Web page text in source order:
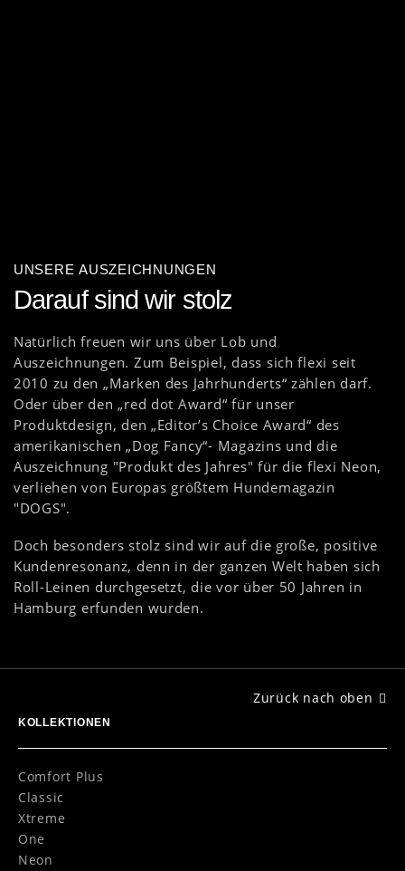
UNSERE AUSZEICHNUNGEN
Darauf sind wir stolz
Natürlich freuen wir uns über Lob und
Auszeichnungen. Zum Beispiel, dass sich flexi seit
2010 zu den „Marken des Jahrhunderts“ zählen darf.
Oder über den „red dot Award“ für unser
Produktdesign, den „Editor’s Choice Award“ des
amerikanischen „Dog Fancy“- Magazins und die
Auszeichnung "Produkt des Jahres" für die flexi Neon,
verliehen von Europas größtem Hundemagazin
"DOGS".
Doch besonders stolz sind wir auf die große, positive
Kundenresonanz, denn in der ganzen Welt haben sich
Roll-Leinen durchgesetzt, die vor über 50 Jahren in
Hamburg erfunden wurden.
Zurück nach oben
KOLLEKTIONEN
Comfort Plus
Classic
Xtreme
One
Neon